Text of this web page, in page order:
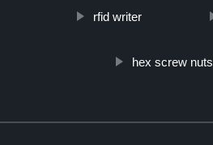
rfid writer
hex screw nuts